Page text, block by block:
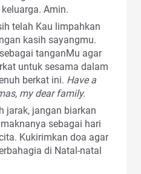
Amin.
telah Kau limpahkan
kasih sayangmu.
tanganMu agar
untuk sesama dalam
berkat ini. Have a
my dear family.
jarak, jangan biarkan
sebagai hari
Kukirimkan doa agar
di Natal-natal